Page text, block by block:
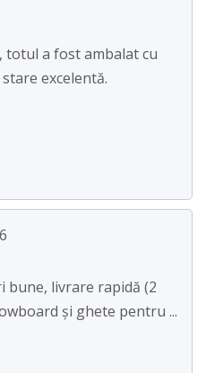
totul a fost ambalat cu
excelentă.
bune, livrare rapidă (2
și ghete pentru ...